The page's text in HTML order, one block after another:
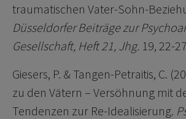
traumatischen Vater-Sohn-
Düsseldorfer Beiträge zur
Gesellschaft, Heft 21, Jhg. 19, 22-
Giesers, P. & Tangen-Petraitis, C.
zu den Vätern – Versöhnung mit
Tendenzen zur Re-Idealisierung.